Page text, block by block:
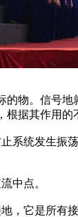
物。信号
据其作用
系统发生振
中点。
，它是所